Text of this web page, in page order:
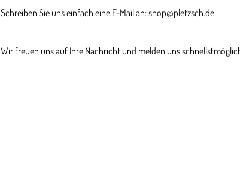
Schreiben Sie uns einfach eine E-Mail an: shop@pletzsch.de
Wir freuen uns auf Ihre Nachricht und melden uns